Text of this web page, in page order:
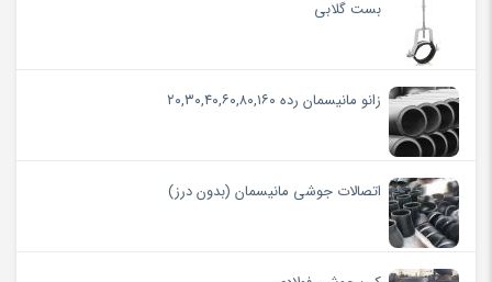
بست گلابی
زانو مانیسمان رده ۲۰,۳۰,۴۰,۶۰,۸۰,۱۶۰
اتصالات جوشی مانیسمان (بدون درز)